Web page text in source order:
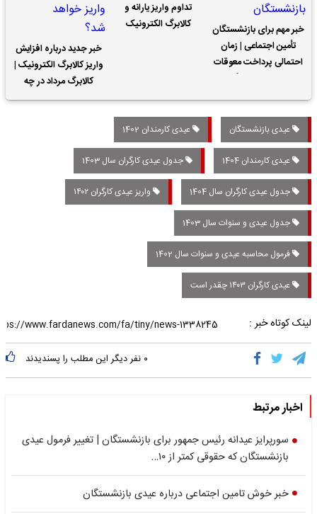
خبر مهم برای بازنشستگان
تأمین اجتماعی | زمان
احتمالی پرداخت معوقات
تداوم واریز یارانه و
کالابرگ الکترونیک
خبر جدید درباره افزایش
واریز کالابرگ الکترونیک |
کالابرگ مرداد در چه
تاریخی واریز خواهد شد؟
عیدی بازنشستگان عیدی کارمندان 1402
عیدی کارمندان 1404 جدول عیدی کارگران سال 1403
جدول عیدی کارگران سال 1404 واریز عیدی کارگران ۱۴۰۲
جدول عیدی و سنوات سال 1403
فرمول محاسبه عیدی و سنوات سال 1402
عیدی کارگران ۱۴۰۳ چقدر است
لینک کوتاه خبر :
۰ نفر دیگر این مطلب را پسندیدند
اخبار مرتبط
سورپرایز عیدانه رئیس جمهور برای بازنشستگان | تغییر فرمول عیدی
بازنشستگان که حقوقی کمتر از ۱۰…
خبر خوش تامین اجتماعی درباره عیدی بازنشستگان